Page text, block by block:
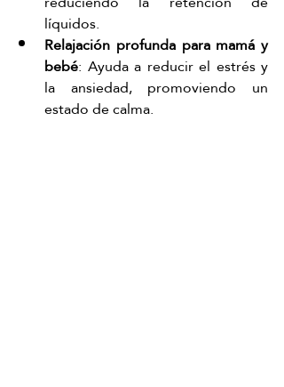
líquidos.
Relajación profunda para mamá y
bebé: Ayuda a reducir el estrés y
la ansiedad, promoviendo un
estado de calma.